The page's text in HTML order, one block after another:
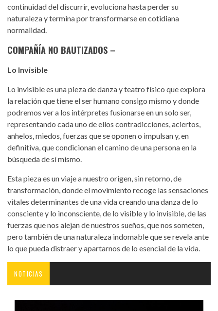
continuidad del discurrir, evoluciona hasta perder su
naturaleza y termina por transformarse en cotidiana
normalidad.
COMPAÑÍA NO BAUTIZADOS –
Lo Invisible
Lo invisible es una pieza de danza y teatro físico que explora
la relación que tiene el ser humano consigo mismo y donde
podremos ver a los intérpretes fusionarse en un solo ser,
representando cada uno de ellos contradicciones, aciertos,
anhelos, miedos, fuerzas que se oponen o impulsan y, en
definitiva, que condicionan el camino de una persona en la
búsqueda de sí mismo.
Esta pieza es un viaje a nuestro origen, sin retorno, de
transformación, donde el movimiento recoge las sensaciones
vitales determinantes de una vida creando una danza de lo
consciente y lo inconsciente, de lo visible y lo invisible, de las
fuerzas que nos alejan de nuestros sueños, que nos someten,
pero también de una naturaleza indomable que se revela ante
lo que pueda distraer y apartarnos de lo esencial de la vida.
NOTICIAS